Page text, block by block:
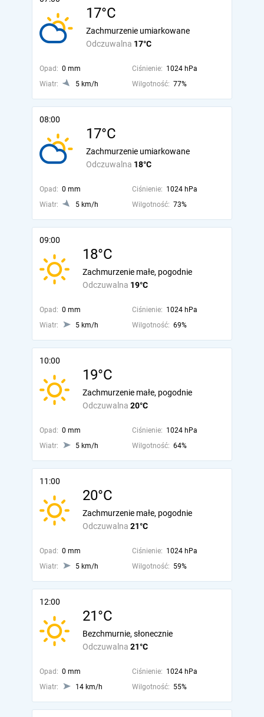
17°C
Odczuwalna 17°C
Zachmurzenie umiarkowane
Opad: 0 mm Ciśnienie: 1024 hPa
Wiatr:
5 km/h Wilgotność: 77%
08:00
17°C
Odczuwalna 18°C
Zachmurzenie umiarkowane
Opad: 0 mm Ciśnienie: 1024 hPa
Wiatr:
5 km/h Wilgotność: 73%
09:00
18°C
Odczuwalna 19°C
Zachmurzenie małe, pogodnie
Opad: 0 mm Ciśnienie: 1024 hPa
Wiatr:
5 km/h Wilgotność: 69%
10:00
19°C
Odczuwalna 20°C
Zachmurzenie małe, pogodnie
Opad: 0 mm Ciśnienie: 1024 hPa
Wiatr:
5 km/h Wilgotność: 64%
11:00
20°C
Odczuwalna 21°C
Zachmurzenie małe, pogodnie
Opad: 0 mm Ciśnienie: 1024 hPa
Wiatr:
5 km/h Wilgotność: 59%
12:00
21°C
Odczuwalna 21°C
Bezchmurnie, słonecznie
Opad: 0 mm Ciśnienie: 1024 hPa
Wiatr:
14 km/h Wilgotność: 55%